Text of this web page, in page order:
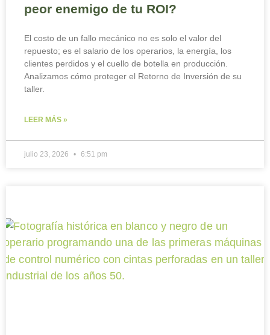
peor enemigo de tu ROI?
El costo de un fallo mecánico no es solo el valor del
repuesto; es el salario de los operarios, la energía, los
clientes perdidos y el cuello de botella en producción.
Analizamos cómo proteger el Retorno de Inversión de su
taller.
LEER MÁS »
julio 23, 2026 6:51 pm